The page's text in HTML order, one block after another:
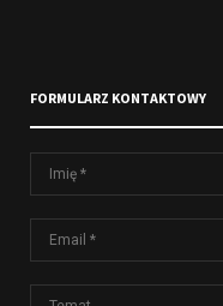
FORMULARZ KONTAKTOWY